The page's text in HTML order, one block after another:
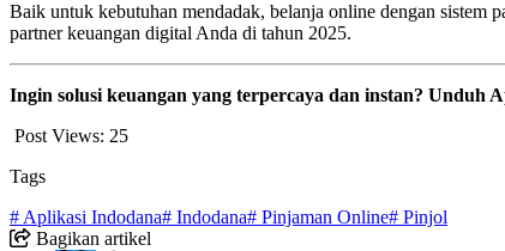
Baik untuk kebutuhan mendadak, belanja online dengan sistem
partner keuangan digital Anda di tahun 2025.
Ingin solusi keuangan yang terpercaya dan instan? Unduh
Post Views: 25
Tags
# Aplikasi Indodana# Indodana# Pinjaman Online# Pinjol
Bagikan artikel